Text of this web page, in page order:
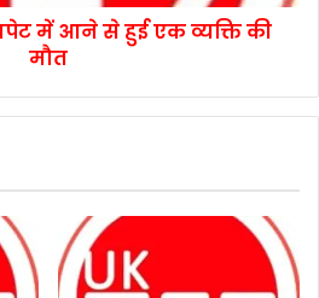
में आने से हुई एक व्यक्ति की
मौत